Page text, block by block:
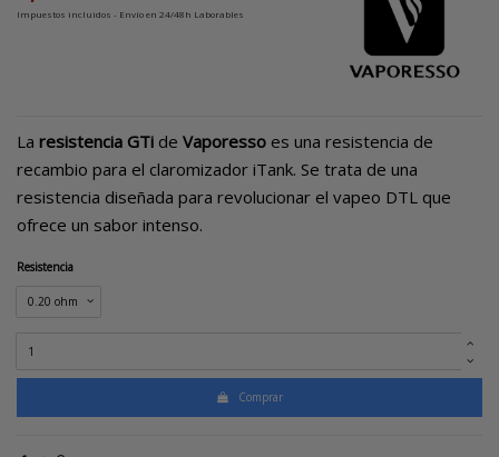
Impuestos incluidos - Envío en 24/48h Laborables
La resistencia GTi de Vaporesso es una resistencia de
recambio para el claromizador iTank. Se trata de una
resistencia diseñada para revolucionar el vapeo DTL que
ofrece un sabor intenso.
Resistencia
Comprar